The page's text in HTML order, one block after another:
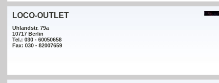
LOCO-OUTLET
Uhlandstr. 79a
10717 Berlin
Tel.: 030 - 60050658
Fax: 030 - 82007659